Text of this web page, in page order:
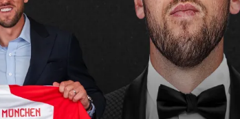
Parasport
Triatlon
Veslování
Vodní slalom
Volejbal